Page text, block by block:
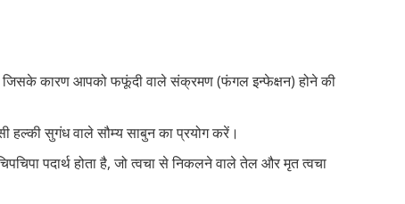
कारण आपको फफूंदी वाले संक्रमण (फंगल इन्फेक्षन) होने की
सुगंध वाले सौम्य साबुन का प्रयोग करें।
पदार्थ होता है, जो त्वचा से निकलने वाले तेल और मृत त्वचा